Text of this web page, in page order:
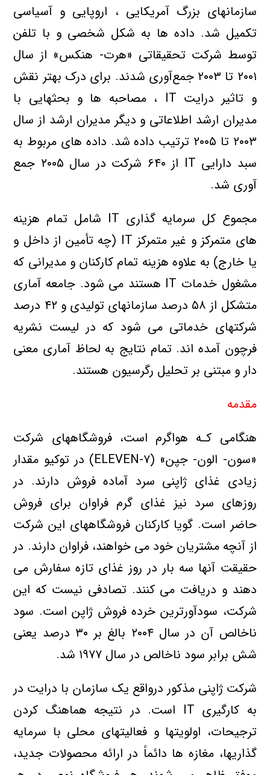
سازمانهاي بزرگ آمريکايي ، اروپايي و آسياسي
تکميل شد. داده ها به شکل شخصي و با تلفن
توسط شرکت تحقيقاتي «هرت- هنکس» از سال
۲۰۰۱ تا ۲۰۰۳ جمع‌آوري شدند. براي درک بهتر نقش
و تاثير درايت IT ، مصاحبه ها و بحثهايي با
مديران ارشد اطلاعاتي و ديگر مديران ارشد از سال
۲۰۰۳ تا ۲۰۰۵ ترتيب داده شد. داده هاي مربوط به
سبد دارايي IT از ۶۴۰ شرکت در سال ۲۰۰۵ جمع
آوري شد.
مجموع کل سرمايه گذاري IT شامل تمام هزينه
هاي متمرکز و غير متمرکز IT (چه تأمين از داخل و
يا خارج) به علاوه هزينه تمام کارکنان و مديراني که
مشغول خدمات IT هستند مي شود. جامعه آماري
متشکل از ۵۸ درصد سازمانهاي توليدي و ۴۲ درصد
شرکتهاي خدماتي مي شود که در ليست نشريه
فرچون آمده اند. تمام نتايج به لحاظ آماري معني
دار و مبتني بر تحليل رگرسيون هستند.
مقدمه
هنگامي کـه هواگرم است، فروشگاههاي شرکت
«سون- الون- جپن» (۷-ELEVEN) در توکيو مقدار
زيادي غذاي ژاپني سرد آماده فروش دارند. در
روزهاي سرد نيز غذاي گرم فراوان براي فروش
حاضر است. گويا کارکنان فروشگاههاي اين شرکت
از آنچه مشتريان خود مي خواهند، فراوان دارند. در
حقيقت آنها سه بار در روز غذاي تازه سفارش مي
دهند و دريافت مي کنند. تصادفي نيست که اين
شرکت، سودآورترين خرده فروش ژاپن است. سود
ناخالص آن در سال ۲۰۰۴ بالغ بر ۳۰ درصد يعني
شش برابر سود ناخالص در سال ۱۹۷۷ شد.
شرکت ژاپني مذکور درواقع يک سازمان با درايت در
به کارگيري IT است. در نتيجه هماهنگ کردن
ترجيحات، اولويتها و فعاليتهاي محلي با سرمايه
گذاريها، مغازه ها دائماً در ارائه محصولات جديد،